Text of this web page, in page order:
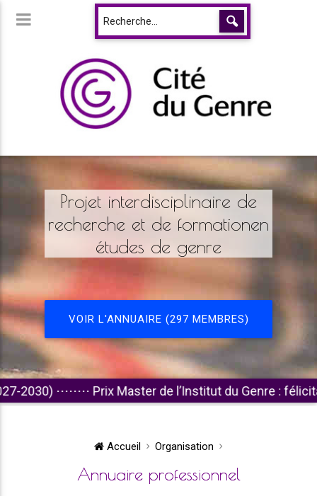
Projet interdisciplinaire de
recherche et de formationen
études de genre
VOIR L'ANNUAIRE (297 MEMBRES)
⋅⋅⋅⋅⋅⋅⋅⋅ Prix Master de l’Institut du Genre : félicitations
Accueil Organisation
Annuaire professionnel